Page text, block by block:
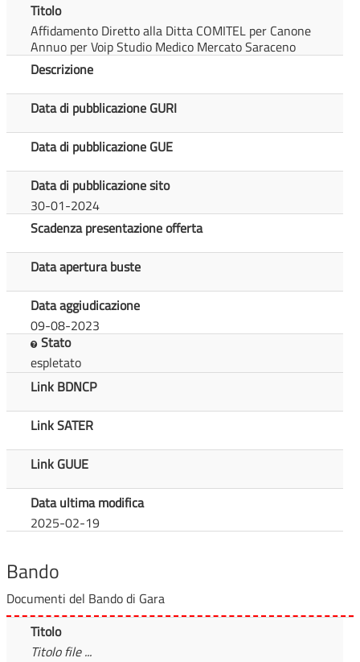
Titolo
Affidamento Diretto alla Ditta COMITEL per Canone
Annuo per Voip Studio Medico Mercato Saraceno
Descrizione
Data di pubblicazione GURI
Data di pubblicazione GUE
Data di pubblicazione sito
30-01-2024
Scadenza presentazione offerta
Data apertura buste
Data aggiudicazione
09-08-2023
Stato
espletato
Link BDNCP
Link SATER
Link GUUE
Data ultima modifica
2025-02-19
Bando
Documenti del Bando di Gara
Titolo
Titolo file ...